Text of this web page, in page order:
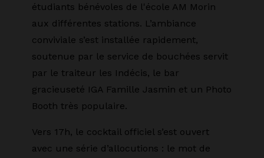
étudiants bénévoles de l'école AM Morin
aux différentes stations. L’ambiance
conviviale s’est installée rapidement,
soutenue par le service de bouchées servit
par le traiteur les Indécis, le bar
gracieuseté IGA Famille Jasmin et un Photo
Booth très populaire.
Vers 17h, le cocktail officiel s’est ouvert
avec une série d’allocutions : le mot de